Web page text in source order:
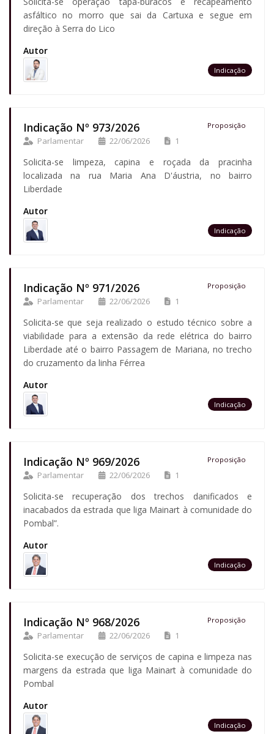
asfáltico no morro que sai da Cartuxa e segue em
direção à Serra do Lico
Autor
Indicação
Indicação Nº 973/2026 Proposição
Parlamentar 22/06/2026 1
Solicita-se limpeza, capina e roçada da pracinha
localizada na rua Maria Ana D'áustria, no bairro
Liberdade
Autor
Indicação
Indicação Nº 971/2026 Proposição
Parlamentar 22/06/2026 1
Solicita-se que seja realizado o estudo técnico sobre a
viabilidade para a extensão da rede elétrica do bairro
Liberdade até o bairro Passagem de Mariana, no trecho
do cruzamento da linha Férrea
Autor
Indicação
Indicação Nº 969/2026 Proposição
Parlamentar 22/06/2026 1
Solicita-se recuperação dos trechos danificados e
inacabados da estrada que liga Mainart à comunidade do
Pombal”.
Autor
Indicação
Indicação Nº 968/2026 Proposição
Parlamentar 22/06/2026 1
Solicita-se execução de serviços de capina e limpeza nas
margens da estrada que liga Mainart à comunidade do
Pombal
Autor
Indicação